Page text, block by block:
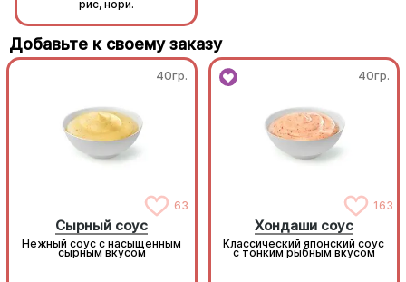
рис, нори.
Добавьте к своему заказу
40гр.
63
Сырный соус
Нежный соус с насыщенным
сырным вкусом
40гр.
163
Хондаши соус
Классический японский соус
с тонким рыбным вкусом